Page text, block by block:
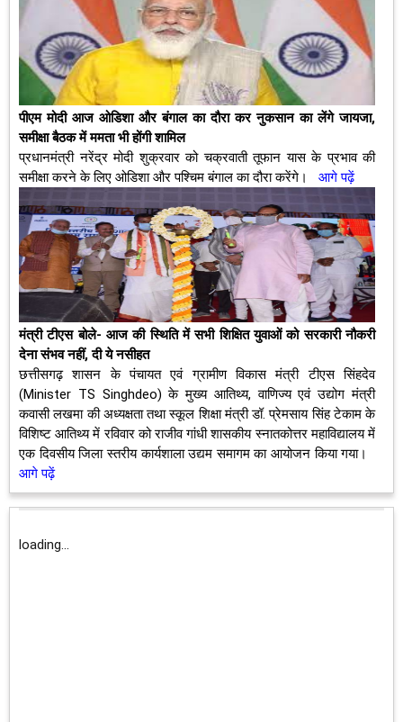
पीएम मोदी आज ओडिशा और बंगाल का दौरा कर नुकसान का लेंगे जायजा,
समीक्षा बैठक में ममता भी होंगी शामिल
प्रधानमंत्री नरेंद्र मोदी शुक्रवार को चक्रवाती तूफान यास के प्रभाव की
समीक्षा करने के लिए ओडिशा और पश्चिम बंगाल का दौरा करेंगे।
आगे पढ़ें
मंत्री टीएस बोले- आज की स्थिति में सभी शिक्षित युवाओं को सरकारी नौकरी
देना संभव नहीं, दी ये नसीहत
छत्तीसगढ़ शासन के पंचायत एवं ग्रामीण विकास मंत्री टीएस सिंहदेव
(Minister TS Singhdeo) के मुख्य आतिथ्य, वाणिज्य एवं उद्योग मंत्री
कवासी लखमा की अध्यक्षता तथा स्कूल शिक्षा मंत्री डॉ. प्रेमसाय सिंह टेकाम के
विशिष्ट आतिथ्य में रविवार को राजीव गांधी शासकीय स्नातकोत्तर महाविद्यालय में
एक दिवसीय जिला स्तरीय कार्यशाला उद्यम समागम का आयोजन किया गया।
आगे पढ़ें
loading...